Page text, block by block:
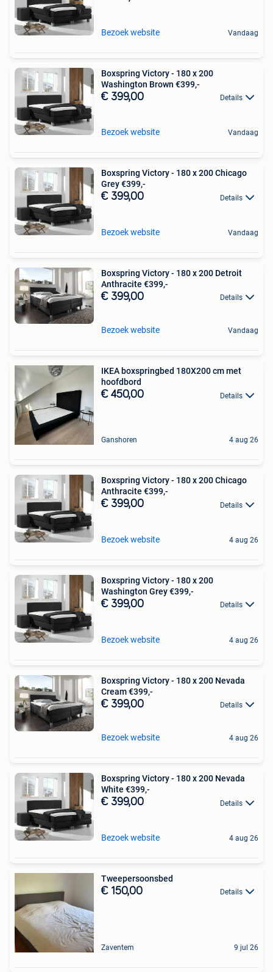
Bezoek website Vandaag
Boxspring Victory - 180 x 200
Washington Brown €399,-
€ 399,00 Details
Bezoek website Vandaag
Boxspring Victory - 180 x 200 Chicago
Grey €399,-
€ 399,00 Details
Bezoek website Vandaag
Boxspring Victory - 180 x 200 Detroit
Anthracite €399,-
€ 399,00 Details
Bezoek website Vandaag
IKEA boxspringbed 180X200 cm met
hoofdbord
€ 450,00 Details
Ganshoren 4 aug 26
Boxspring Victory - 180 x 200 Chicago
Anthracite €399,-
€ 399,00 Details
Bezoek website 4 aug 26
Boxspring Victory - 180 x 200
Washington Grey €399,-
€ 399,00 Details
Bezoek website 4 aug 26
Boxspring Victory - 180 x 200 Nevada
Cream €399,-
€ 399,00 Details
Bezoek website 4 aug 26
Boxspring Victory - 180 x 200 Nevada
White €399,-
€ 399,00 Details
Bezoek website 4 aug 26
Tweepersoonsbed
€ 150,00 Details
Zaventem 9 jul 26